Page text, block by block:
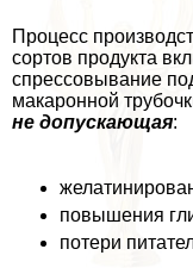
Процесс
сортов продукта
спрессовывание
макаронной
не допускающая:
повышения
потери